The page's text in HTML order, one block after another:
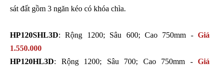
sát đất gồm 3 ngăn kéo có khóa chìa.
HP120SHL3D: Rộng 1200; Sâu 600; Cao 750mm - Giá
1.550.000
HP120HL3D: Rộng 1200; Sâu 700; Cao 750mm - Giá